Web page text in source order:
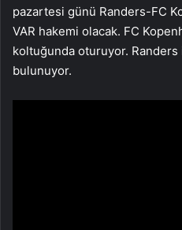
pazartesi günü Randers-FC
VAR hakemi olacak. FC
koltuğunda oturuyor.
bulunuyor.